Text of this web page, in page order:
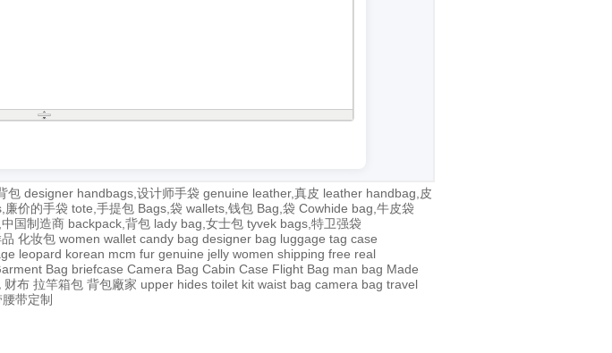
包 designer handbags,设计师手袋 genuine leather,真皮 leather handbag,皮
廉价的手袋 tote,手提包 Bags,袋 wallets,钱包 Bag,袋 Cowhide bag,牛皮袋
国制造商 backpack,背包 lady bag,女士包 tyvek bags,特卫强袋
化妆包 women wallet candy bag designer bag luggage tag case
leopard korean mcm fur genuine jelly women shipping free real
Bag briefcase Camera Bag Cabin Case Flight Bag man bag Made
财布 拉竿箱包 背包廠家 upper hides toilet kit waist bag camera bag travel
带定制